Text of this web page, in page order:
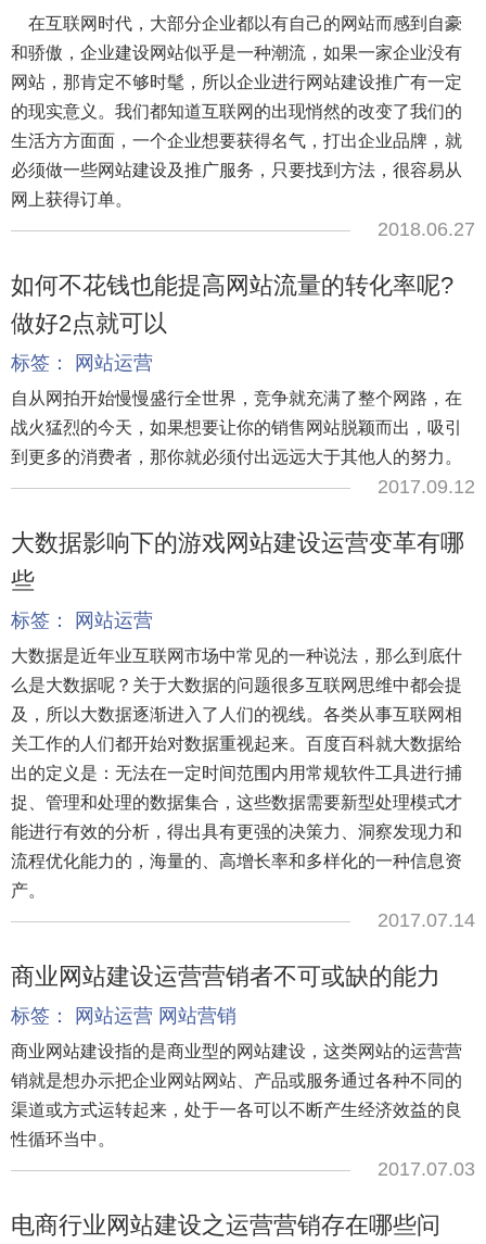
在互联网时代，大部分企业都以有自己的网站而感到自豪
和骄傲，企业建设网站似乎是一种潮流，如果一家企业没有
网站，那肯定不够时髦，所以企业进行网站建设推广有一定
的现实意义。我们都知道互联网的出现悄然的改变了我们的
生活方方面面，一个企业想要获得名气，打出企业品牌，就
必须做一些网站建设及推广服务，只要找到方法，很容易从
网上获得订单。
2018.06.27
如何不花钱也能提高网站流量的转化率呢?
做好2点就可以
标签： 网站运营
自从网拍开始慢慢盛行全世界，竞争就充满了整个网路，在
战火猛烈的今天，如果想要让你的销售网站脱颖而出，吸引
到更多的消费者，那你就必须付出远远大于其他人的努力。
2017.09.12
大数据影响下的游戏网站建设运营变革有哪
些
标签： 网站运营
大数据是近年业互联网市场中常见的一种说法，那么到底什
么是大数据呢？关于大数据的问题很多互联网思维中都会提
及，所以大数据逐渐进入了人们的视线。各类从事互联网相
关工作的人们都开始对数据重视起来。百度百科就大数据给
出的定义是：无法在一定时间范围内用常规软件工具进行捕
捉、管理和处理的数据集合，这些数据需要新型处理模式才
能进行有效的分析，得出具有更强的决策力、洞察发现力和
流程优化能力的，海量的、高增长率和多样化的一种信息资
产。
2017.07.14
商业网站建设运营营销者不可或缺的能力
标签： 网站运营 网站营销
商业网站建设指的是商业型的网站建设，这类网站的运营营
销就是想办示把企业网站网站、产品或服务通过各种不同的
渠道或方式运转起来，处于一各可以不断产生经济效益的良
性循环当中。
2017.07.03
电商行业网站建设之运营营销存在哪些问